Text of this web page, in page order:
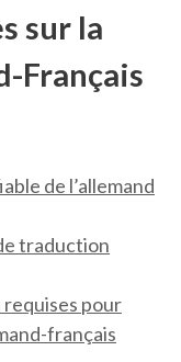
sur la
Français
de l’allemand
traduction
pour
français